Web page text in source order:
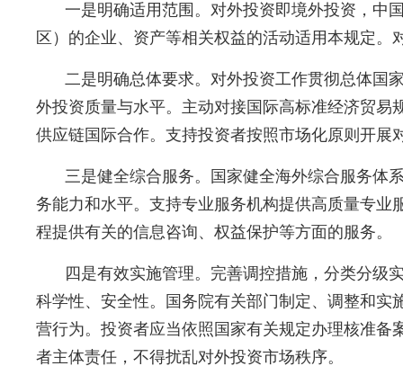
一是明确适用范围。对外投资即境外投资，中
区）的企业、资产等相关权益的活动适用本规定
二是明确总体要求。对外投资工作贯彻总体国
外投资质量与水平。主动对接国际高标准经济贸易
供应链国际合作。支持投资者按照市场化原则开展
三是健全综合服务。国家健全海外综合服务体
务能力和水平。支持专业服务机构提供高质量专
程提供有关的信息咨询、权益保护等方面的服务。
四是有效实施管理。完善调控措施，分类分级
科学性、安全性。国务院有关部门制定、调整和
营行为。投资者应当依照国家有关规定办理核准
者主体责任，不得扰乱对外投资市场秩序。